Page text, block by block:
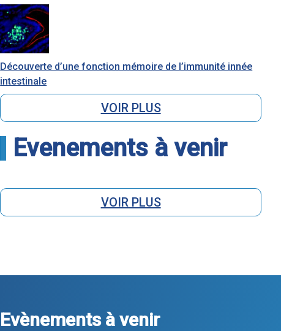
Découverte d’une fonction mémoire de l’immunité innée
intestinale
VOIR PLUS
Evenements à venir
VOIR PLUS
Evènements à venir